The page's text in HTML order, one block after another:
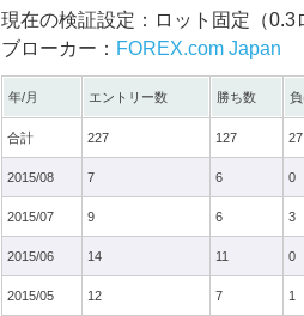
現在の検証設定：ロット固定（0.3
ブローカー： FOREX.com Japan
年/月 エントリー数 勝ち数
合計 227 127 27
2015/08 7 6 0
2015/07 9 6 3
2015/06 14 11 0
2015/05 12 7 1